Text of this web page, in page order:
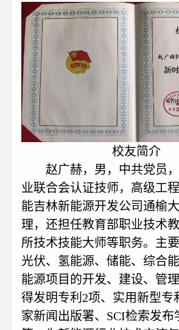
校友简介
赵广赫，男，中共党员
业联合会认证技师，高级工
能吉林新能源开发公司通榆
理，还担任教育部职业技术
所技术技能大师等职务。主要
光伏、氢能源、储能、综合
能源项目的开发、建设、管
得发明专利2项、实用新型专
家新闻出版署、SCI检索发布